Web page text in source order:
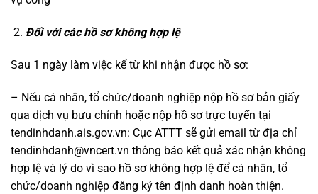
Đối với các hồ sơ không hợp lệ
Sau 1 ngày làm việc kể từ khi nhận được hồ sơ:
– Nếu cá nhân, tổ chức/doanh nghiệp nộp hồ sơ bản giấy
qua dịch vụ bưu chính hoặc nộp hồ sơ trực tuyến tại
tendinhdanh.ais.gov.vn: Cục ATTT sẽ gửi email từ địa chỉ
tendinhdanh@vncert.vn thông báo kết quả xác nhận không
hợp lệ và lý do vì sao hồ sơ không hợp lệ để cá nhân, tổ
chức/doanh nghiệp đăng ký tên định danh hoàn thiện.